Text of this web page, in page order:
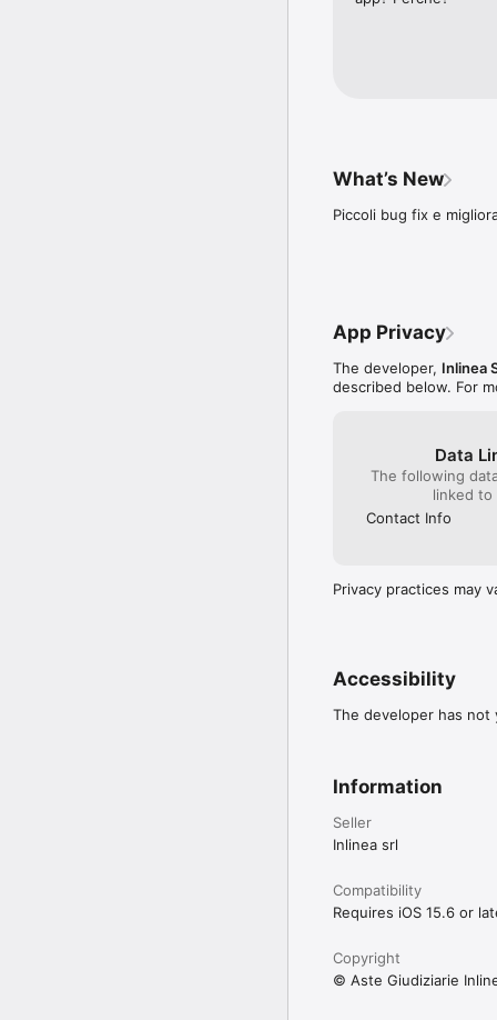
What’s New
Piccoli bug fix e
App Privacy
The developer, Inlinea
described below. For
Data
The following
linked
Contact Info
Privacy practices may
Accessibility
The developer has
Information
Seller
Inlinea srl
Compatibility
Requires iOS 15.6 or
Copyright
© Aste Giudiziarie